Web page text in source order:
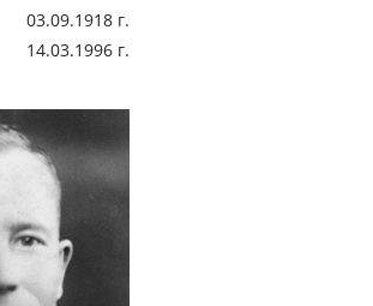
03.09.1918 г.
14.03.1996 г.